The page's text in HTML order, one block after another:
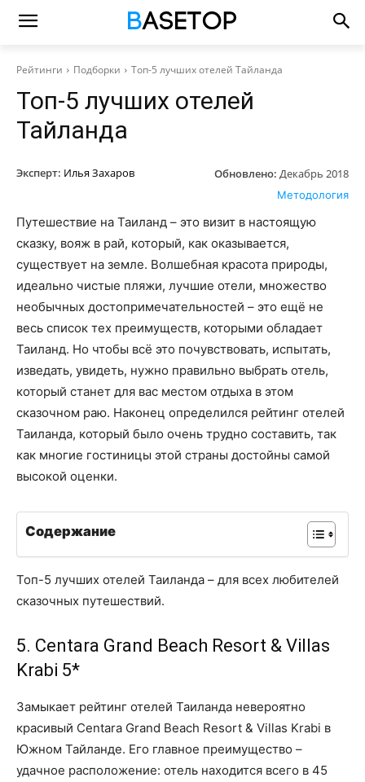
Рейтинги Подборки Топ-5 лучших отелей Тайланда
Топ-5 лучших отелей
Тайланда
Эксперт: Илья Захаров Обновлено: Декабрь 2018
Методология
Путешествие на Таиланд – это визит в настоящую
сказку, вояж в рай, который, как оказывается,
существует на земле. Волшебная красота природы,
идеально чистые пляжи, лучшие отели, множество
необычных достопримечательностей – это ещё не
весь список тех преимуществ, которыми обладает
Таиланд. Но чтобы всё это почувствовать, испытать,
изведать, увидеть, нужно правильно выбрать отель,
который станет для вас местом отдыха в этом
сказочном раю. Наконец определился рейтинг отелей
Таиланда, который было очень трудно составить, так
как многие гостиницы этой страны достойны самой
высокой оценки.
Содержание
Топ-5 лучших отелей Таиланда – для всех любителей
сказочных путешествий.
5. Centara Grand Beach Resort & Villas
Krabi 5*
Замыкает рейтинг отелей Таиланда невероятно
красивый Centara Grand Beach Resort & Villas Krabi в
Южном Тайланде. Его главное преимущество –
удачное расположение: отель находится всего в 45